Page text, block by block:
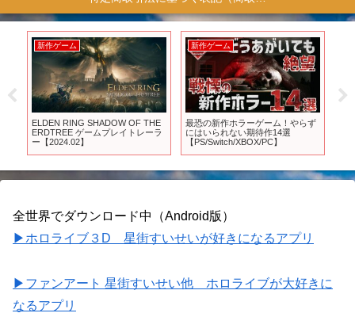
新作ゲーム
ELDEN RING SHADOW OF THE
ERDTREE ゲームプレイトレーラ
ー【2024.02】
新作ゲーム
最恐の新作ホラーゲーム！やらず
にはいられない期待作14選
【PS/Switch/XBOX/PC】
全世界でダウンロード中（Android版）
▶ホロライブ３D 星街すいせいが好きになるアプリ
▶ファンアート 星街すいせい他 ホロライブが大好きに
なるアプリ